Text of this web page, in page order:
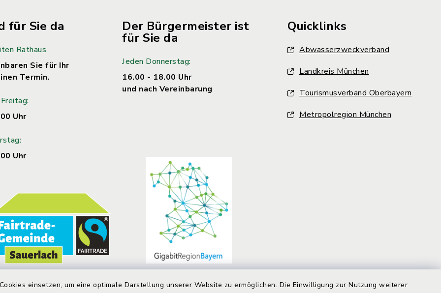
einsetzen, um eine optimale Darstellung unserer Website zu ermöglichen. Die Einwilligung zur Nutzung weiterer
für Sie da
Rathaus
Sie für Ihr
Termin.
Uhr
Uhr
Der Bürgermeister ist
für Sie da
Jeden Donnerstag:
16.00 - 18.00 Uhr
und nach Vereinbarung
Quicklinks
Abwasserzweckverband
Landkreis München
Tourismusverband Oberbayern
Metropolregion München